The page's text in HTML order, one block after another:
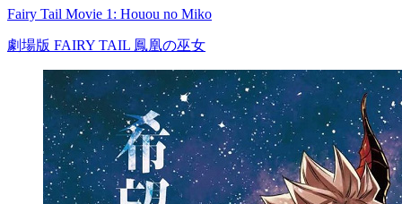
Fairy Tail Movie 1: Houou no Miko
劇場版 FAIRY TAIL 鳳凰の巫女